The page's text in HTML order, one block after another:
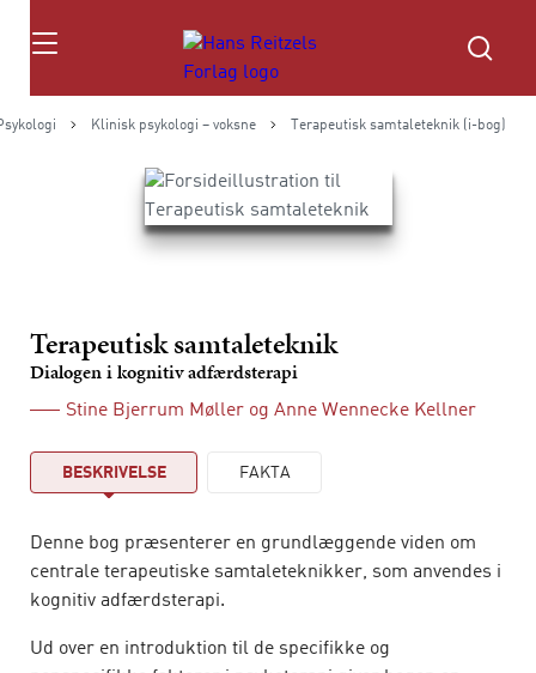
Søg
Klinisk psykologi – voksne Terapeutisk samtaleteknik (i-bog)
Terapeutisk samtaleteknik
Dialogen i kognitiv adfærdsterapi
Stine Bjerrum Møller og Anne Wennecke Kellner
BESKRIVELSE FAKTA
Denne bog præsenterer en grundlæggende viden om
centrale terapeutiske samtaleteknikker, som anvendes i
kognitiv adfærdsterapi.
Ud over en introduktion til de specifikke og